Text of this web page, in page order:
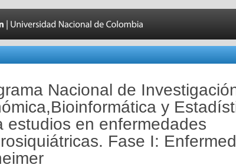
Nacional de
y
estudios en enfermedades
Fase I: